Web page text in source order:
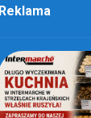
Reklama